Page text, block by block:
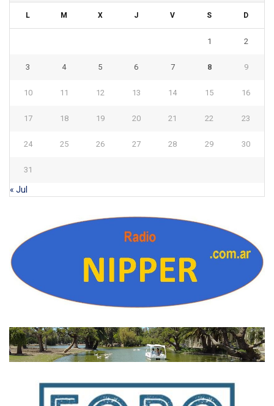
L M X J V S D
1 2
3 4 5 6 7 8 9
10 11 12 13 14 15 16
17 18 19 20 21 22 23
24 25 26 27 28 29 30
31
« Jul